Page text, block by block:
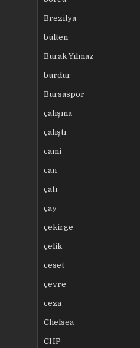
Brezilya
bülten
Burak Yılmaz
burdur
Bursaspor
çalışma
çalıştı
cami
can
çatı
çay
çekirge
çelik
ceset
çevre
ceza
Chelsea
CHP